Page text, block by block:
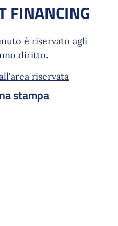
FINANCING
è riservato agli
diritto.
riservata
stampa